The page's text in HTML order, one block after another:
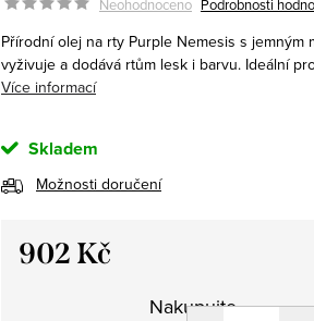
Neohodnoceno Podrobnosti
Přírodní olej na rty Purple Nemesis s jemným
vyživuje a dodává rtům lesk i barvu. Ideální
Více informací
Skladem
Možnosti doručení
902 Kč
Nakupujte